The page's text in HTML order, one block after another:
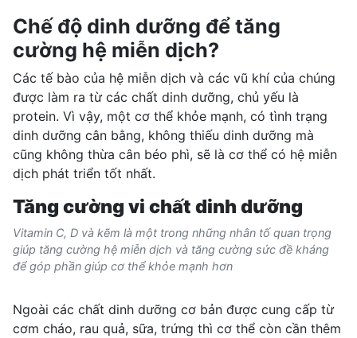
Chế độ dinh dưỡng để tăng
cường hệ miễn dịch?
Các tế bào của hệ miễn dịch và các vũ khí của chúng
được làm ra từ các chất dinh dưỡng, chủ yếu là
protein. Vì vậy, một cơ thể khỏe mạnh, có tình trạng
dinh dưỡng cân bằng, không thiếu dinh dưỡng mà
cũng không thừa cân béo phì, sẽ là cơ thể có hệ miễn
dịch phát triển tốt nhất.
Tăng cường vi chất dinh dưỡng
Vitamin C, D và kẽm là một trong những nhân tố quan trọng
giúp tăng cường hệ miễn dịch và tăng cường sức đề kháng
để góp phần giúp cơ thể khỏe mạnh hơn
Ngoài các chất dinh dưỡng cơ bản được cung cấp từ
cơm cháo, rau quả, sữa, trứng thì cơ thể còn cần thêm